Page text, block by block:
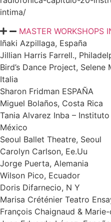
intima/
MASTER WORKSHOPS
Iñaki Azpillaga, España
Jillian Harris Farrell.,
Bird’s Dance Project,
Italia
Sharon Fridman ESPAÑA
Miguel Bolaños, Costa Rica
Tania Alvarez Inba –
México
Seoul Ballet Theatre, Seoul
Carolyn Carlson, Ee.Uu
Jorge Puerta, Alemania
Wilson Pico, Ecuador
Doris Difarnecio, N Y
Marisa Créténier Teatro
François Chaignaud &